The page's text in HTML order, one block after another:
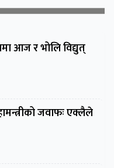
आज र भोलि विद्युत्
जवाफः एक्लैले